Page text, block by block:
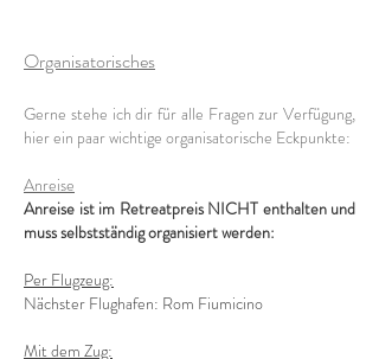
Organisatorisches
Gerne stehe ich dir für alle Fragen zur Verfügung,
hier ein paar wichtige organisatorische Eckpunkte:
Anreise
Anreise ist im Retreatpreis NICHT enthalten und
muss selbstständig organisiert werden:
Per Flugzeug:
Nächster Flughafen: Rom Fiumicino
Mit dem Zug: